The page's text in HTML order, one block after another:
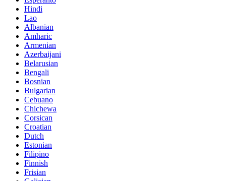
Hindi
Lao
Albanian
Amharic
Armenian
Azerbaijani
Belarusian
Bengali
Bosnian
Bulgarian
Cebuano
Chichewa
Corsican
Croatian
Dutch
Estonian
Filipino
Finnish
Frisian